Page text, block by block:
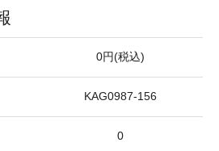
0円(税込)
KAG0987-156
0